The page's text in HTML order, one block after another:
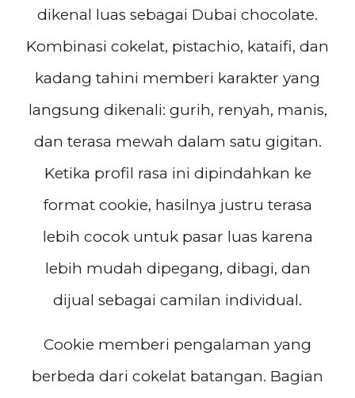
dikenal luas sebagai Dubai chocolate.
Kombinasi cokelat, pistachio, kataifi, dan
kadang tahini memberi karakter yang
langsung dikenali: gurih, renyah, manis,
dan terasa mewah dalam satu gigitan.
Ketika profil rasa ini dipindahkan ke
format cookie, hasilnya justru terasa
lebih cocok untuk pasar luas karena
lebih mudah dipegang, dibagi, dan
dijual sebagai camilan individual.
Cookie memberi pengalaman yang
berbeda dari cokelat batangan. Bagian